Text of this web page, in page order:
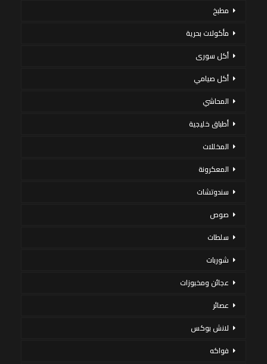
مطبخ
مأكولات بحرية
أكل سورى
أكل صيامي
المحاشي
أطباق خليجية
المخللات
المعكرونة
سندوتشات
صوص
سلطات
شوربات
عجائن ومخبوزات
عصائر
لانش بوكس
فواكه